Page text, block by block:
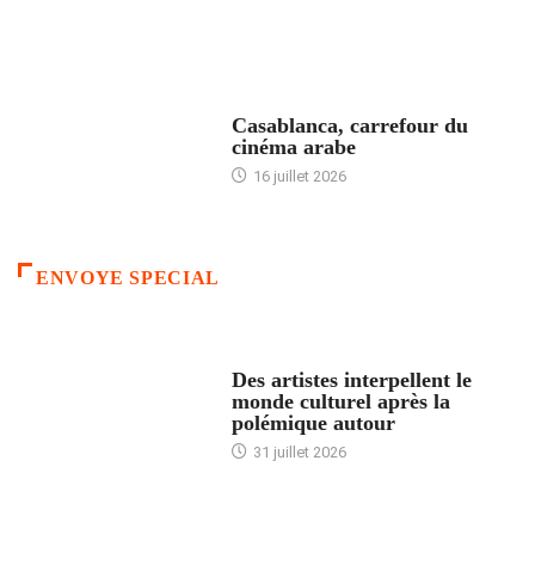
Casablanca, carrefour du
cinéma arabe
16 juillet 2026
ENVOYE SPECIAL
Des artistes interpellent le
monde culturel après la
polémique autour
31 juillet 2026